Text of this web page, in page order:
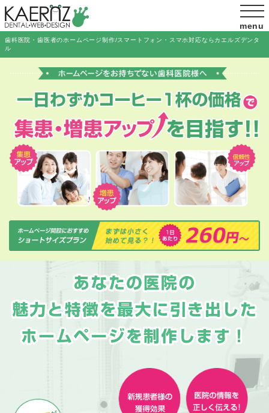
menu
歯科医院・歯医者のホームページ制作/スマートフォン・スマホ対応ならカエルズデンタ
ル